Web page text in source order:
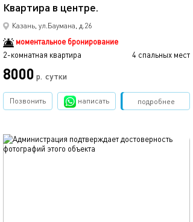
Квартира в центре.
Казань, ул.Баумана, д.26
моментальное бронирование
2-комнатная квартира
4 спальных мест
8000 р. сутки
подробнее
Позвонить написать Забронировать
обновлено 02.06.2023